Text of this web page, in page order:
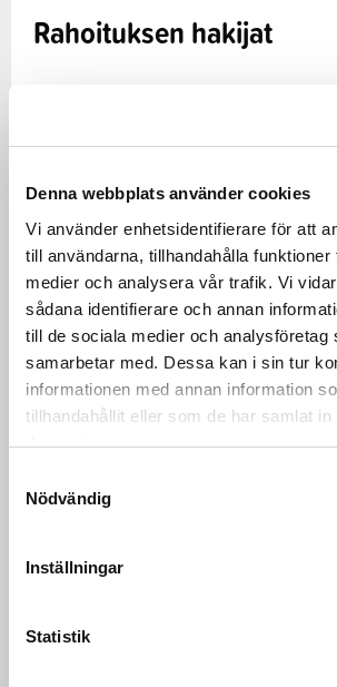
Denna webbplats använder cookies
Vi använder enhetsidentifierare för att
till användarna, tillhandahålla funktioner
medier och analysera vår trafik. Vi
sådana identifierare och annan
till de sociala medier och analysföretag
samarbetar med. Dessa kan i sin tur
informationen med annan information
tillhandahållit eller som de har samlat
deras tjänster.
Nödvändig
Inställningar
Statistik
Rahoituksen hakijat
Rahoitusohjelman kuvaus
Tutkimusrahoituksemme kautta
korkealaatuista tieteellistä
Neuvontaa saa Helpdeskistämme.
Lisätietoja
Tutustu rahoitukseen
Avoimet ja tulossa olevat haut
Rahoitusehdot